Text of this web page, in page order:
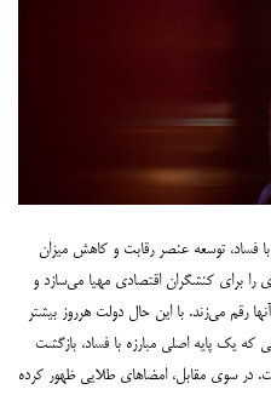
با فساد، توسعه عنصر رقابت و کاهش میزان
برای کنشگران اقتصادی مهیا می‌سازد و
رقم می‌زند. با این حال دولت هرروز بیشتر
که یک ‌پایه اصلی مبارزه با فساد، بازگشت
در سوی مقابل، امضاهای طلایی ظهور کرده